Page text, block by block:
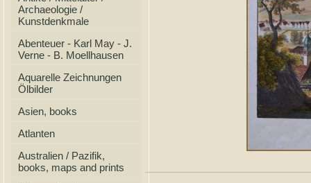
Archaeologie /
Kunstdenkmale
Abenteuer - Karl May - J.
Verne - B. Moellhausen
Aquarelle Zeichnungen
Ölbilder
Asien, books
Atlanten
Australien / Pazifik,
books, maps and prints